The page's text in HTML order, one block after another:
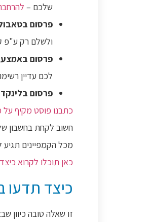
שלכם –
פרסום
ולשלם רק ע"פ
פרסום
לכם עדיין
פרסום
כתבנו פוסט מקיף על
חשוב לקחת בחשבון
מכל הקמפיינים
כאן תוכלו לקרוא
כיצד תדעו
זו שאלה טובה